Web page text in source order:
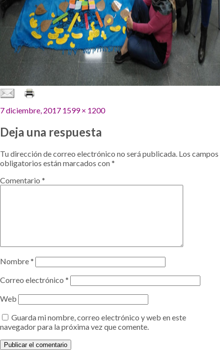
Publicado
7 diciembre, 2017 Tamaño
1599 × 1200
Deja una respuesta
Tu dirección de correo electrónico no será publicada. Los campos
obligatorios están marcados con*
Comentario *
Nombre*
Correo electrónico *
Web
Guarda mi nombre, correo electrónico y web en este
navegador para la próxima vez que comente.